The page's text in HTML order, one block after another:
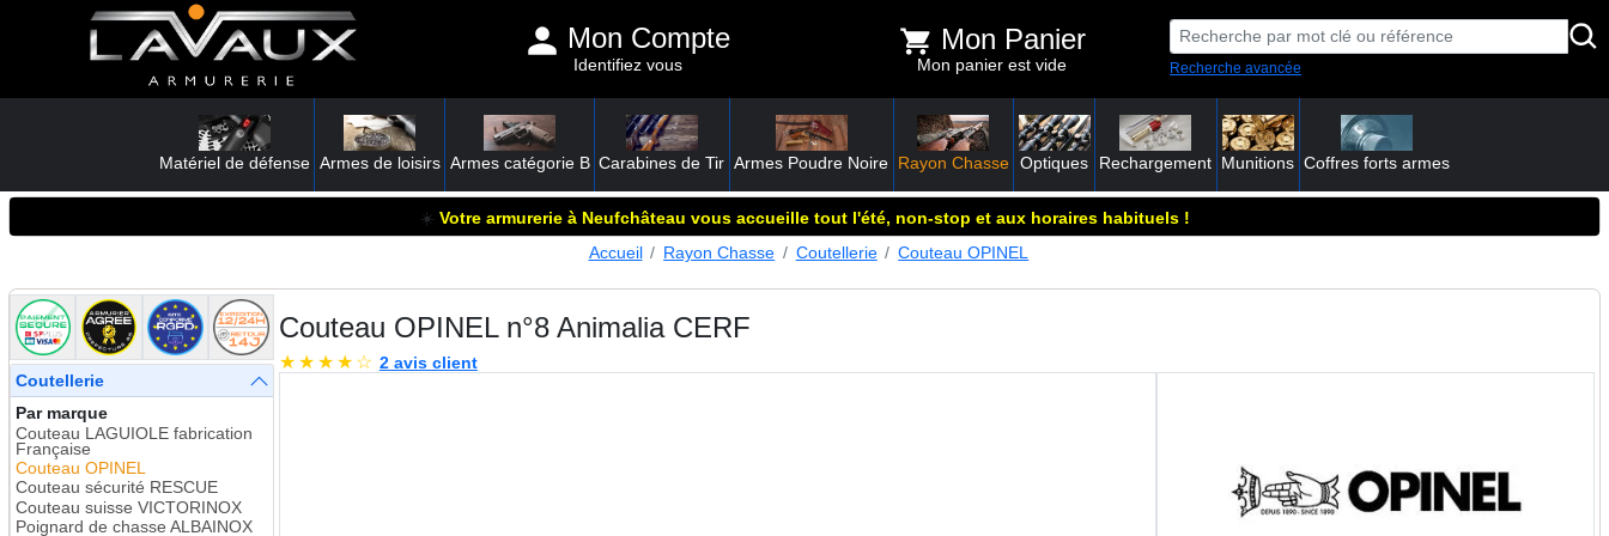
Mon Compte
Identifiez vous
Mon Panier
Mon panier est vide Recherche avancée
Matériel de défense Armes de loisirs Armes catégorie B Carabines de Tir Armes Poudre Noire Rayon Chasse Optiques Rechargement Munitions Coffres forts armes
☀️ Votre armurerie à Neufchâteau vous accueille tout l'été, non-stop et aux horaires habituels !
Accueil
Rayon Chasse Coutellerie Couteau OPINEL
Coutellerie
Par marque
Couteau LAGUIOLE fabrication
Française
Couteau OPINEL
Couteau sécurité RESCUE
Couteau suisse VICTORINOX
Poignard de chasse ALBAINOX
Couteau OPINEL n°8 Animalia CERF
★ ★ ★ ★ ☆ 2 avis client